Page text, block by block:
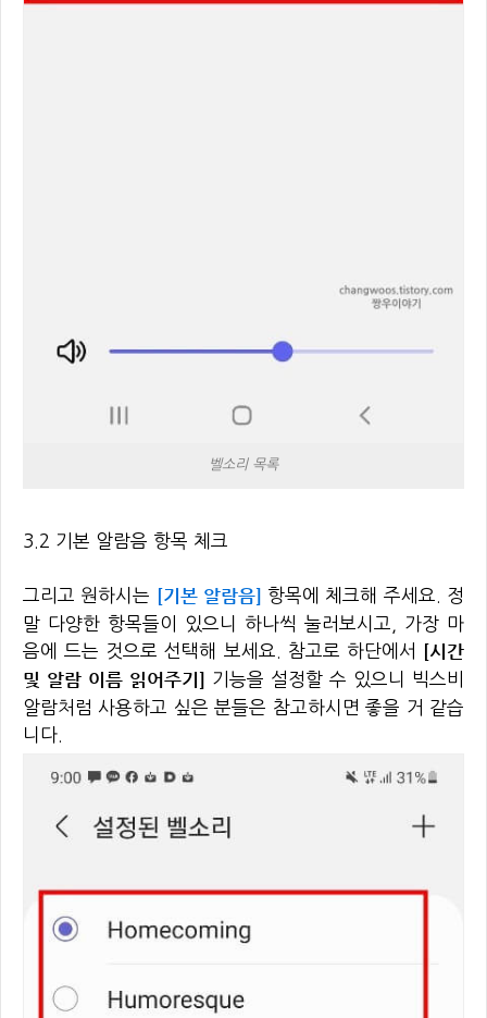
벨소리 목록
3.2 기본 알람음 항목 체크
그리고 원하시는 [기본 알람음] 항목에 체크해 주세요. 정
말 다양한 항목들이 있으니 하나씩 눌러보시고, 가장 마
음에 드는 것으로 선택해 보세요. 참고로 하단에서
[시간
및 알람 이름 읽어주기] 기능을 설정할 수 있으니 빅스비
알람처럼 사용하고 싶은 분들은 참고하시면 좋을 거 같습
니다.